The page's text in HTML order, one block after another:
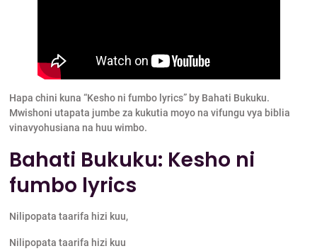
Hapa chini kuna “Kesho ni fumbo lyrics” by Bahati Bukuku.
Mwishoni utapata jumbe za kukutia moyo na vifungu vya biblia
vinavyohusiana na huu wimbo.
Bahati Bukuku: Kesho ni
fumbo lyrics
Nilipopata taarifa hizi kuu,
Nilipopata taarifa hizi kuu